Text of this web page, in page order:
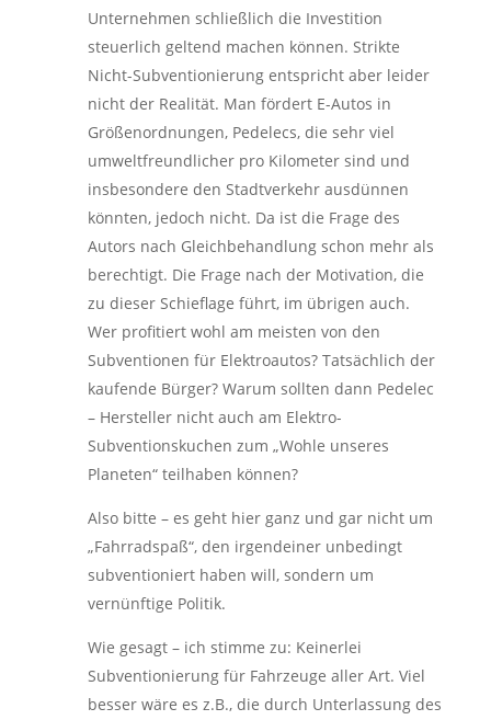
Unternehmen schließlich die Investition
steuerlich geltend machen können. Strikte
Nicht-Subventionierung entspricht aber leider
nicht der Realität. Man fördert E-Autos in
Größenordnungen, Pedelecs, die sehr viel
umweltfreundlicher pro Kilometer sind und
insbesondere den Stadtverkehr ausdünnen
könnten, jedoch nicht. Da ist die Frage des
Autors nach Gleichbehandlung schon mehr als
berechtigt. Die Frage nach der Motivation, die
zu dieser Schieflage führt, im übrigen auch.
Wer profitiert wohl am meisten von den
Subventionen für Elektroautos? Tatsächlich der
kaufende Bürger? Warum sollten dann Pedelec
– Hersteller nicht auch am Elektro-
Subventionskuchen zum „Wohle unseres
Planeten“ teilhaben können?
Also bitte – es geht hier ganz und gar nicht um
„Fahrradspaß“, den irgendeiner unbedingt
subventioniert haben will, sondern um
vernünftige Politik.
Wie gesagt – ich stimme zu: Keinerlei
Subventionierung für Fahrzeuge aller Art. Viel
besser wäre es z.B., die durch Unterlassung des